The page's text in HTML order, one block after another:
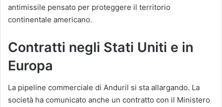
antimissile pensato per proteggere il territorio
continentale americano.
Contratti negli Stati Uniti e in
Europa
La pipeline commerciale di Anduril si sta allargando. La
società ha comunicato anche un contratto con il Ministero